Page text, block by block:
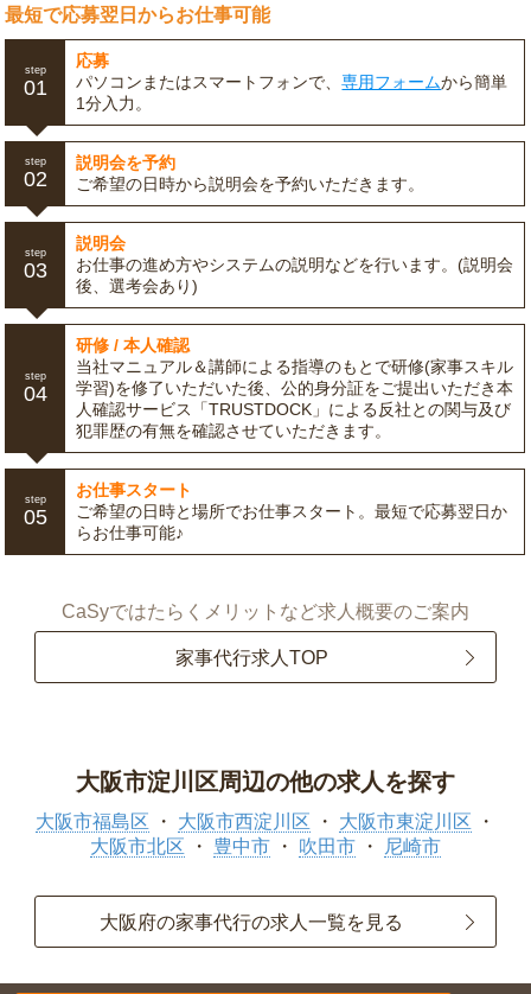
最短で応募翌日からお仕事可能
step
01
応募
パソコンまたはスマートフォンで、専用フォームから簡単
1分入力。
step
02
説明会を予約
ご希望の日時から説明会を予約いただきます。
step
03
説明会
お仕事の進め方やシステムの説明などを行います。(説明会
後、選考会あり)
step
04
研修 / 本人確認
当社マニュアル＆講師による指導のもとで研修(家事スキル
学習)を修了いただいた後、公的身分証をご提出いただき本
人確認サービス「TRUSTDOCK」による反社との関与及び
犯罪歴の有無を確認させていただきます。
step
05
お仕事スタート
ご希望の日時と場所でお仕事スタート。最短で応募翌日か
らお仕事可能♪
CaSyではたらくメリットなど求人概要のご案内
家事代行求人TOP
大阪市淀川区周辺の他の求人を探す
大阪市福島区 大阪市西淀川区
大阪市東淀川区
大阪市北区
豊中市 吹田市 尼崎市
大阪府の家事代行の求人一覧を見る